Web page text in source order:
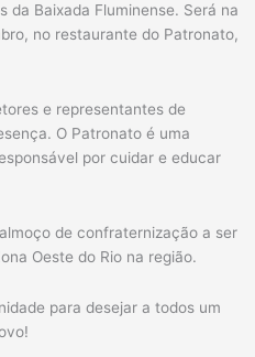
Baixada Fluminense. Será na
no restaurante do Patronato,
e representantes de
O Patronato é uma
por cuidar e educar
de confraternização a ser
Oeste do Rio na região.
para desejar a todos um